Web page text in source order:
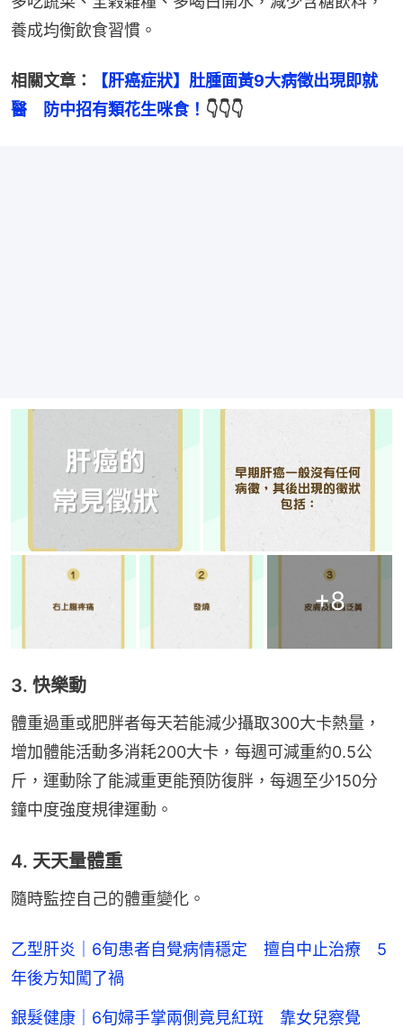
養成均衡飲食習慣。
相關文章：
【肝癌症狀】肚腫面黃9大病徵出現即就
醫　防中招有類花生咪食！ 👇👇👇
+8
3. 快樂動
體重過重或肥胖者每天若能減少攝取300大卡熱量，
增加體能活動多消耗200大卡，每週可減重約0.5公
斤，運動除了能減重更能預防復胖，每週至少150分
鐘中度強度規律運動。
4. 天天量體重
隨時監控自己的體重變化。
乙型肝炎｜6旬患者自覺病情穩定 擅自中止治療 5
年後方知闖了禍
銀髮健康｜6旬婦手掌兩側竟見紅斑 靠女兒察覺